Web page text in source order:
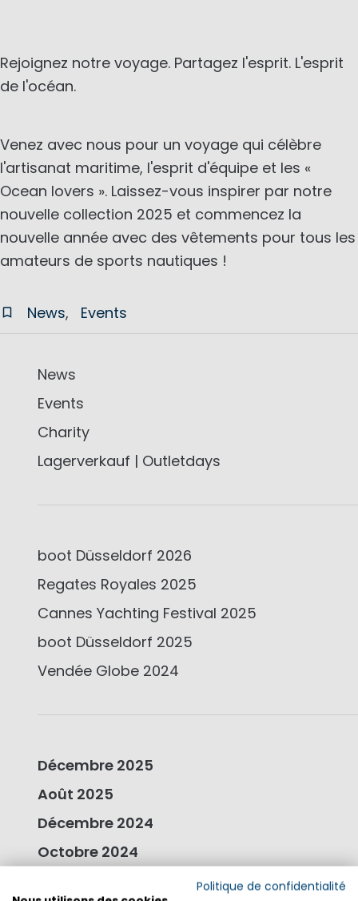
Rejoignez notre voyage. Partagez l'esprit. L'esprit
de l'océan.
Venez avec nous pour un voyage qui célèbre
l'artisanat maritime, l'esprit d'équipe et les «
Ocean lovers ». Laissez-vous inspirer par notre
nouvelle collection 2025 et commencez la
nouvelle année avec des vêtements pour tous les
amateurs de sports nautiques !
News Events
News
Events
Charity
Lagerverkauf | Outletdays
boot Düsseldorf 2026
Regates Royales 2025
Cannes Yachting Festival 2025
boot Düsseldorf 2025
Vendée Globe 2024
Décembre 2025
Août 2025
Décembre 2024
Octobre 2024
Politique de confidentialité